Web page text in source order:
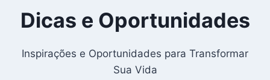
Dicas e Oportunidades
Inspirações e Oportunidades para Transformar
Sua Vida